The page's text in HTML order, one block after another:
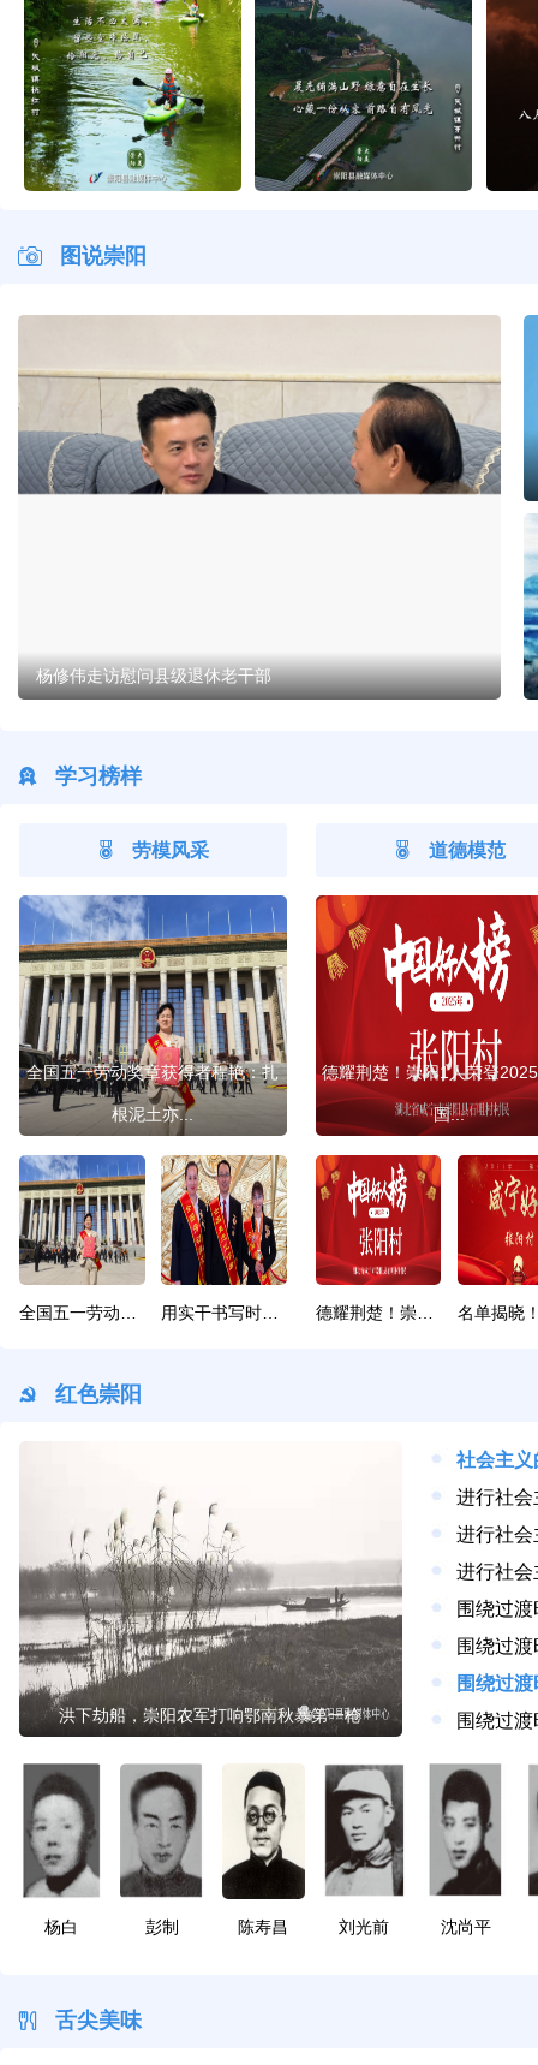
早安·大美崇阳
图说崇阳
杨修伟走访慰问县级退休老干部
学习榜样
劳模风采
全国五一劳动奖章获得者程艳：扎
根泥土亦...
道德模范
德耀荆楚！崇阳1人荣登
国...
德耀荆楚！崇阳1人荣登2025年“中国好人榜”
红色崇阳
洪下劫船，崇阳农军打响鄂南秋暴第一枪
进行社会
进行社会
进行社会
围绕过
杨白 彭制 陈寿昌 刘光前 沈尚平
舌尖美味